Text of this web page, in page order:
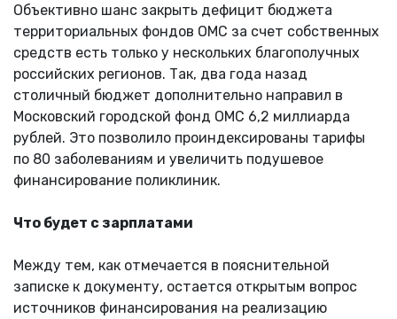
Объективно шанс закрыть дефицит бюджета
территориальных фондов ОМС за счет собственных
средств есть только у нескольких благополучных
российских регионов. Так, два года назад
столичный бюджет дополнительно направил в
Московский городской фонд ОМС 6,2 миллиарда
рублей. Это позволило проиндексированы тарифы
по 80 заболеваниям и увеличить подушевое
финансирование поликлиник.
Что будет с зарплатами
Между тем, как отмечается в пояснительной
записке к документу, остается открытым вопрос
источников финансирования на реализацию